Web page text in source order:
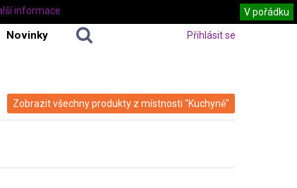
Novinky Přihlásit se
Zobrazit všechny produkty z místnosti "Kuchyně"
V pořádku
informace